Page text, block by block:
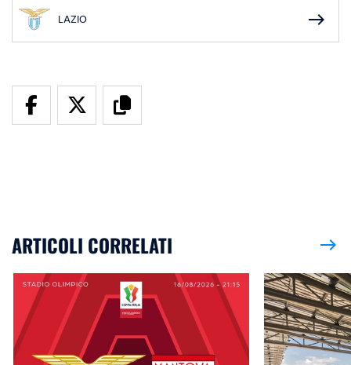
LAZIO east
ARTICOLI CORRELATI east